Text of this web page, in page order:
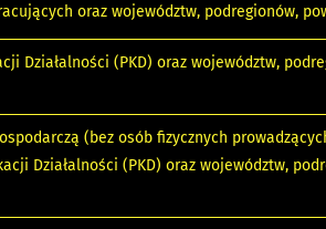
oraz województw, podregionów,
Działalności (PKD) oraz województw,
(bez osób fizycznych
Działalności (PKD) oraz województw,